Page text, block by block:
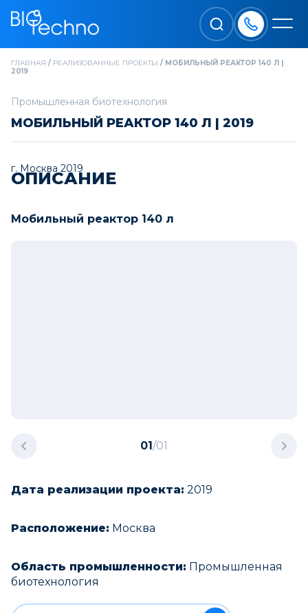
ГЛАВНАЯ / РЕАЛИЗОВАННЫЕ ПРОЕКТЫ / МОБИЛЬНЫЙ РЕАКТОР 140 Л |
2019
Промышленная биотехнология
МОБИЛЬНЫЙ РЕАКТОР 140 Л | 2019
г. Москва 2019
ОПИСАНИЕ
Мобильный реактор 140 л
01/01
Дата реализации проекта: 2019
Расположение: Москва
Область промышленности: Промышленная
биотехнология